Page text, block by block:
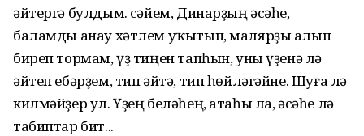
әйтергә булдым. Әсәйем, Динарҙың әсәһе,
баламды анау хәтлем уҡытып, маляр­ҙы алып
биреп тормам, үҙ тиңен тапһын, уны үҙенә лә
әйтеп ебәрҙем, тип әйтә, тип һөйләгәйне. Шуға лә
килмәйҙер ул. Үҙең беләһең, атаһы ла, әсәһе лә
табиптар бит...